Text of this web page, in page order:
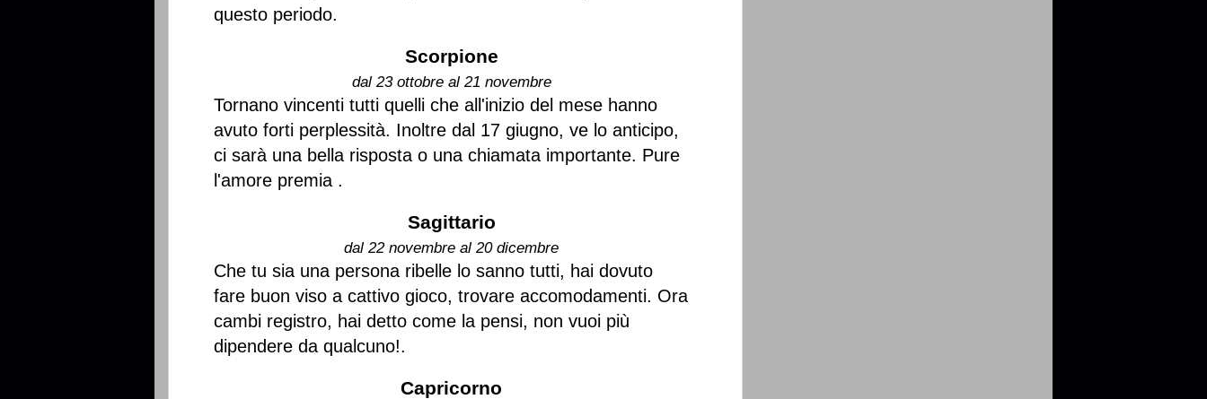
questo periodo.
Scorpione
dal 23 ottobre al 21 novembre
Tornano vincenti tutti quelli che all'inizio del mese hanno
avuto forti perplessità. Inoltre dal 17 giugno, ve lo anticipo,
ci sarà una bella risposta o una chiamata importante. Pure
l'amore premia .
Sagittario
dal 22 novembre al 20 dicembre
Che tu sia una persona ribelle lo sanno tutti, hai dovuto
fare buon viso a cattivo gioco, trovare accomodamenti. Ora
cambi registro, hai detto come la pensi, non vuoi più
dipendere da qualcuno!.
Capricorno